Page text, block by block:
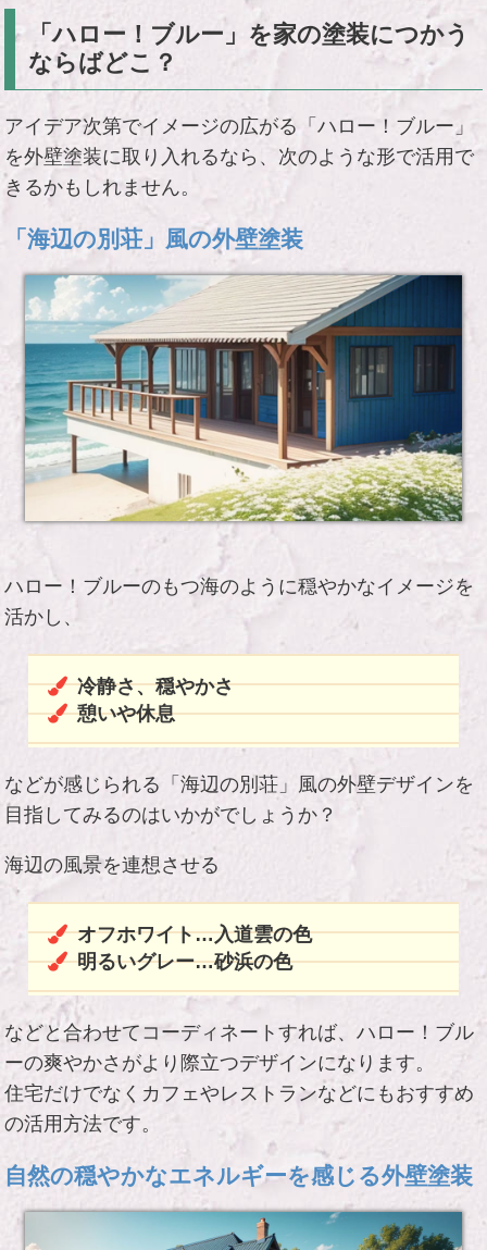
「ハロー！ブルー」を家の塗装につかう
ならばどこ？
アイデア次第でイメージの広がる「ハロー！ブルー」
を外壁塗装に取り入れるなら、次のような形で活用で
きるかもしれません。
「海辺の別荘」風の外壁塗装
ハロー！ブルーのもつ海のように穏やかなイメージを
活かし、
冷静さ、穏やかさ
憩いや休息
などが感じられる「海辺の別荘」風の外壁デザインを
目指してみるのはいかがでしょうか？
海辺の風景を連想させる
オフホワイト…入道雲の色
明るいグレー…砂浜の色
などと合わせてコーディネートすれば、ハロー！ブル
ーの爽やかさがより際立つデザインになります。
住宅だけでなくカフェやレストランなどにもおすすめ
の活用方法です。
自然の穏やかなエネルギーを感じる外壁塗装